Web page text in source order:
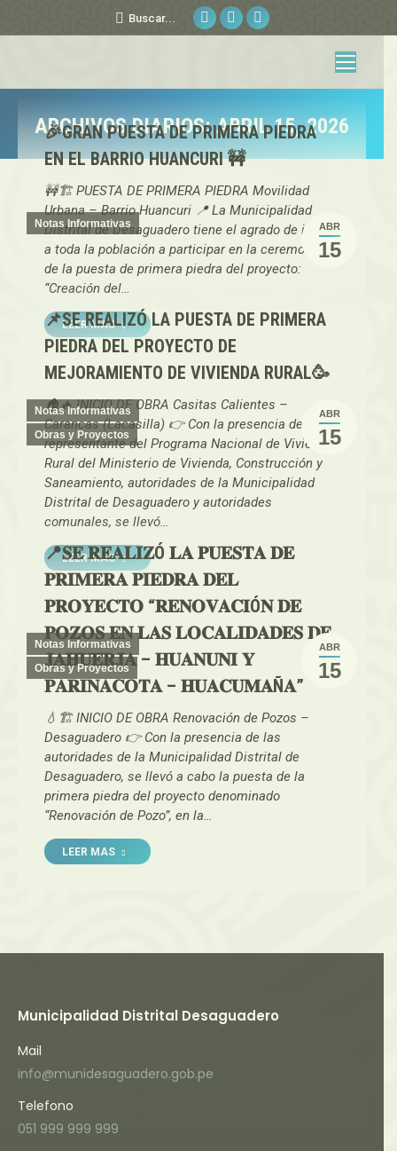
Buscar:
Buscar...
Facebook
page
in
window
Sitio
web
opens
new
window
YouTube
page
in
window
ARCHIVOS DIARIOS:ABRIL 15, 2026
Estás aquí:
ABR
15
Notas Informativas
🎉GRAN PUESTA DE PRIMERA PIEDRA
EN EL BARRIO HUANCURI 🚧
🚧🏗️ PUESTA DE PRIMERA PIEDRA Movilidad
Urbana – Barrio Huancuri 📍 La Municipalidad
Distrital de Desaguadero tiene el agrado de invitar
a toda la población a participar en la ceremonia
de la puesta de primera piedra del proyecto:
“Creación del…
LEER MAS
ABR
15
Notas Informativas
Obras y Proyectos
📌SE REALIZÓ LA PUESTA DE PRIMERA
PIEDRA DEL PROYECTO DE
MEJORAMIENTO DE VIVIENDA RURAL🥳
🏠🔥 INICIO DE OBRA Casitas Calientes –
Carancas (Lacasilla) 👉 Con la presencia del
representante del Programa Nacional de Vivienda
Rural del Ministerio de Vivienda, Construcción y
Saneamiento, autoridades de la Municipalidad
Distrital de Desaguadero y autoridades
comunales, se llevó…
LEER MAS
ABR
15
Notas Informativas
Obras y Proyectos
📍𝐒𝐄 𝐑𝐄𝐀𝐋𝐈𝐙Ó 𝐋𝐀 𝐏𝐔𝐄𝐒𝐓𝐀 𝐃𝐄
𝐏𝐑𝐈𝐌𝐄𝐑𝐀 𝐏𝐈𝐄𝐃𝐑𝐀 𝐃𝐄𝐋
𝐏𝐑𝐎𝐘𝐄𝐂𝐓𝐎 “𝐑𝐄𝐍𝐎𝐕𝐀𝐂𝐈Ó𝐍 𝐃𝐄
𝐏𝐎𝐙𝐎𝐒 𝐄𝐍 𝐋𝐀𝐒 𝐋𝐎𝐂𝐀𝐋𝐈𝐃𝐀𝐃𝐄𝐒 𝐃𝐄
𝐉𝐀𝐇𝐔𝐄𝐑𝐉𝐀 – 𝐇𝐔𝐀𝐍𝐔𝐍𝐈 𝐘
𝐏𝐀𝐑𝐈𝐍𝐀𝐂𝐎𝐓𝐀 – 𝐇𝐔𝐀𝐂𝐔𝐌𝐀Ñ𝐀”
💧🏗️ INICIO DE OBRA Renovación de Pozos –
Desaguadero 👉 Con la presencia de las
autoridades de la Municipalidad Distrital de
Desaguadero, se llevó a cabo la puesta de la
primera piedra del proyecto denominado
“Renovación de Pozo”, en la…
LEER MAS
Municipalidad Distrital Desaguadero
Mail
info@munidesaguadero.gob.pe
Telefono
051 999 999 999